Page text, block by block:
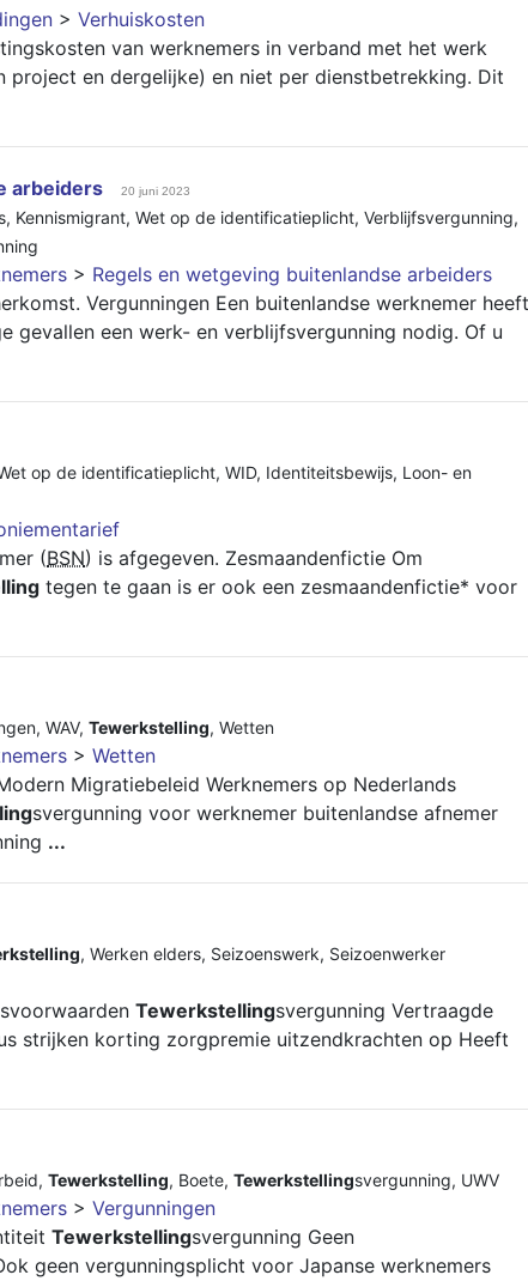
> Verhuiskosten
van werknemers in verband met het werk
project en dergelijke) en niet per dienstbetrekking. Dit
arbeiders 20 juni 2023
, Kennismigrant, Wet op de identificatieplicht, Verblijfsvergunning,
> Regels en wetgeving buitenlandse arbeiders
Vergunningen Een buitenlandse werknemer heeft
gevallen een werk- en verblijfsvergunning nodig. Of u
op de identificatieplicht, WID, Identiteitsbewijs, Loon- en
(BSN) is afgegeven. Zesmaandenfictie Om
tegen te gaan is er ook een zesmaandenfictie* voor
, WAV, Tewerkstelling, Wetten
> Wetten
Migratiebeleid Werknemers op Nederlands
svergunning voor werknemer buitenlandse afnemer
...
, Werken elders, Seizoenswerk, Seizoenwerker
Tewerkstellingsvergunning Vertraagde
strijken korting zorgpremie uitzendkrachten op Heeft
, Tewerkstelling, Boete, Tewerkstellingsvergunning, UWV
> Vergunningen
Tewerkstellingsvergunning Geen
geen vergunningsplicht voor Japanse werknemers